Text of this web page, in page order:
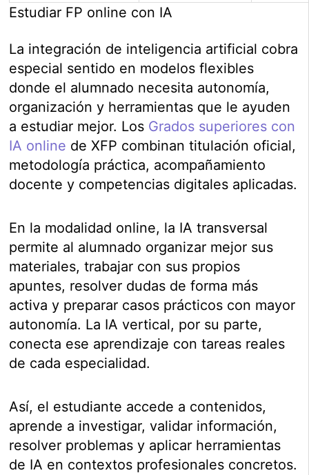
Estudiar FP online con IA
La integración de inteligencia artificial cobra
especial sentido en modelos flexibles
donde el alumnado necesita autonomía,
organización y herramientas que le ayuden
a estudiar mejor. Los Grados superiores con
IA online de XFP combinan titulación oficial,
metodología práctica, acompañamiento
docente y competencias digitales aplicadas.
En la modalidad online, la IA transversal
permite al alumnado organizar mejor sus
materiales, trabajar con sus propios
apuntes, resolver dudas de forma más
activa y preparar casos prácticos con mayor
autonomía. La IA vertical, por su parte,
conecta ese aprendizaje con tareas reales
de cada especialidad.
Así, el estudiante accede a contenidos,
aprende a investigar, validar información,
resolver problemas y aplicar herramientas
de IA en contextos profesionales concretos.